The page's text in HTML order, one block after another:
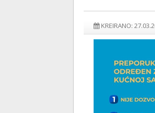
KREIRANO: